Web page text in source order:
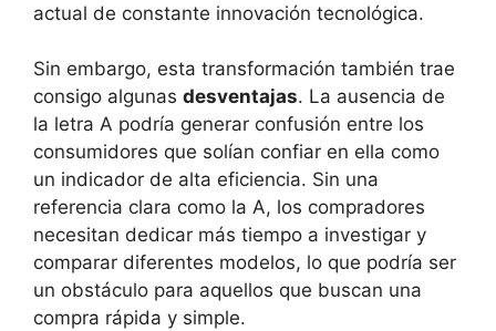
actual de constante innovación tecnológica.
Sin embargo, esta transformación también trae
consigo algunas desventajas. La ausencia de
la letra A podría generar confusión entre los
consumidores que solían confiar en ella como
un indicador de alta eficiencia. Sin una
referencia clara como la A, los compradores
necesitan dedicar más tiempo a investigar y
comparar diferentes modelos, lo que podría ser
un obstáculo para aquellos que buscan una
compra rápida y simple.